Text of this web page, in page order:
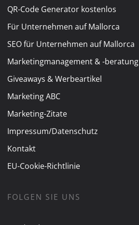
QR-Code Generator kostenlos
Für Unternehmen auf Mallorca
SEO für Unternehmen auf Mallorca
Marketingmanagement & -beratung
Giveaways & Werbeartikel
Marketing ABC
Marketing-Zitate
Impressum/Datenschutz
Kontakt
EU-Cookie-Richtlinie
FOLGEN SIE UNS